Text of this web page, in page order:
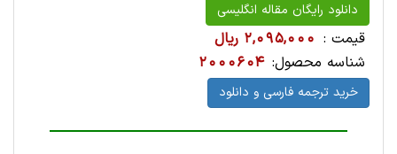
دانلود رایگان مقاله انگلیسی
قیمت : 2,095,000 ریال
شناسه محصول: 2000604
خرید ترجمه فارسی و دانلود